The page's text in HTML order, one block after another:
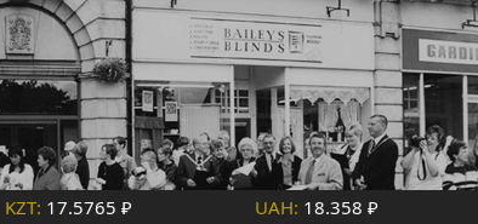
KZT: 17.5765 ₽ UAH: 18.358 ₽